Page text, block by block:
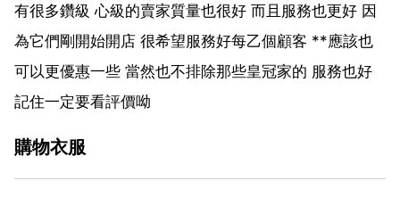
有很多鑽級 心級的賣家質量也很好 而且服務也更好 因
為它們剛開始開店 很希望服務好每乙個顧客 **應該也
可以更優惠一些 當然也不排除那些皇冠家的 服務也好
記住一定要看評價呦
購物衣服